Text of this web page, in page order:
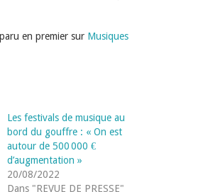
en premier sur Musiques
Les festivals de musique au
bord du gouffre : « On est
autour de 500 000 €
d’augmentation »
20/08/2022
Dans "REVUE DE PRESSE"